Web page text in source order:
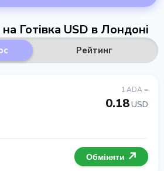
Готівка USD в Лондоні
Рейтинг
1 ADA =
0.18USD
Обміняти